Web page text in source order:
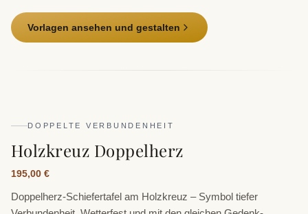
Vorlagen ansehen und gestalten
DOPPELTE VERBUNDENHEIT
Holzkreuz Doppelherz
195,00 €
Doppelherz-Schiefertafel am Holzkreuz – Symbol tiefer